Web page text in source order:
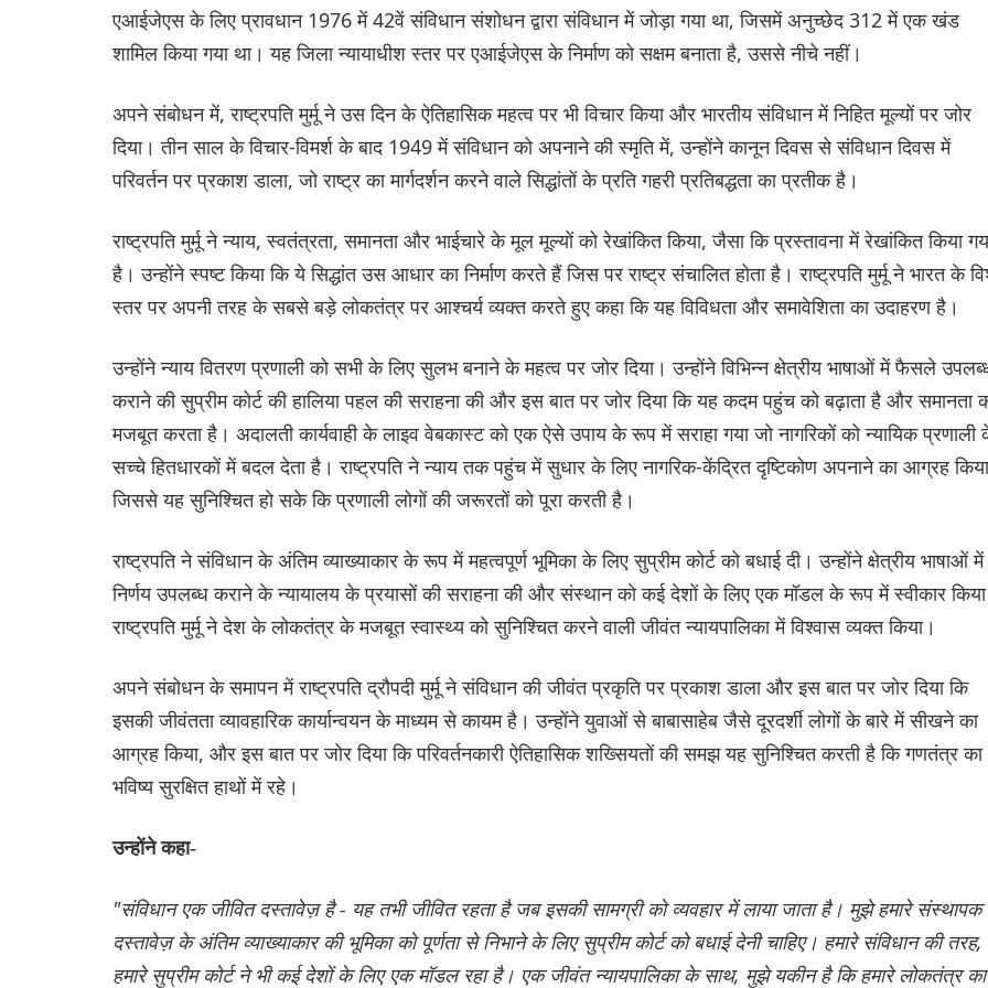
एआईजेएस के लिए प्रावधान 1976 में 42वें संविधान संशोधन द्वारा संविधान में जोड़ा गया था, जिसमें अनुच्छेद 312 में एक खंड
शामिल किया गया था। यह जिला न्यायाधीश स्तर पर एआईजेएस के निर्माण को सक्षम बनाता है, उससे नीचे नहीं।
अपने संबोधन में, राष्ट्रपति मुर्मू ने उस दिन के ऐतिहासिक महत्व पर भी विचार किया और भारतीय संविधान में निहित मूल्यों पर जोर
दिया। तीन साल के विचार-विमर्श के बाद 1949 में संविधान को अपनाने की स्मृति में, उन्होंने कानून दिवस से संविधान दिवस में
परिवर्तन पर प्रकाश डाला, जो राष्ट्र का मार्गदर्शन करने वाले सिद्धांतों के प्रति गहरी प्रतिबद्धता का प्रतीक है।
राष्ट्रपति मुर्मू ने न्याय, स्वतंत्रता, समानता और भाईचारे के मूल मूल्यों को रेखांकित किया, जैसा कि प्रस्तावना में रेखांकित किया
है। उन्होंने स्पष्ट किया कि ये सिद्धांत उस आधार का निर्माण करते हैं जिस पर राष्ट्र संचालित होता है। राष्ट्रपति मुर्मू ने भारत के
स्तर पर अपनी तरह के सबसे बड़े लोकतंत्र पर आश्चर्य व्यक्त करते हुए कहा कि यह विविधता और समावेशिता का उदाहरण है।
उन्होंने न्याय वितरण प्रणाली को सभी के लिए सुलभ बनाने के महत्व पर जोर दिया। उन्होंने विभिन्न क्षेत्रीय भाषाओं में फैसले
कराने की सुप्रीम कोर्ट की हालिया पहल की सराहना की और इस बात पर जोर दिया कि यह कदम पहुंच को बढ़ाता है और समानता
मजबूत करता है। अदालती कार्यवाही के लाइव वेबकास्ट को एक ऐसे उपाय के रूप में सराहा गया जो नागरिकों को न्यायिक प्रणाली
सच्चे हितधारकों में बदल देता है। राष्ट्रपति ने न्याय तक पहुंच में सुधार के लिए नागरिक-केंद्रित दृष्टिकोण अपनाने का आग्रह
जिससे यह सुनिश्चित हो सके कि प्रणाली लोगों की जरूरतों को पूरा करती है।
राष्ट्रपति ने संविधान के अंतिम व्याख्याकार के रूप में महत्वपूर्ण भूमिका के लिए सुप्रीम कोर्ट को बधाई दी। उन्होंने क्षेत्रीय भाषाओं में
निर्णय उपलब्ध कराने के न्यायालय के प्रयासों की सराहना की और संस्थान को कई देशों के लिए एक मॉडल के रूप में स्वीकार
राष्ट्रपति मुर्मू ने देश के लोकतंत्र के मजबूत स्वास्थ्य को सुनिश्चित करने वाली जीवंत न्यायपालिका में विश्वास व्यक्त किया।
अपने संबोधन के समापन में राष्ट्रपति द्रौपदी मुर्मू ने संविधान की जीवंत प्रकृति पर प्रकाश डाला और इस बात पर जोर दिया कि
इसकी जीवंतता व्यावहारिक कार्यान्वयन के माध्यम से कायम है। उन्होंने युवाओं से बाबासाहेब जैसे दूरदर्शी लोगों के बारे में सीखने का
आग्रह किया, और इस बात पर जोर दिया कि परिवर्तनकारी ऐतिहासिक शख्सियतों की समझ यह सुनिश्चित करती है कि गणतंत्र का
भविष्य सुरक्षित हाथों में रहे।
उन्होंने कहा-
"संविधान एक जीवित दस्तावेज़ है - यह तभी जीवित रहता है जब इसकी सामग्री को व्यवहार में लाया जाता है। मुझे हमारे संस्थापक
दस्तावेज़ के अंतिम व्याख्याकार की भूमिका को पूर्णता से निभाने के लिए सुप्रीम कोर्ट को बधाई देनी चाहिए। हमारे संविधान की तरह,
हमारे सुप्रीम कोर्ट ने भी कई देशों के लिए एक मॉडल रहा है। एक जीवंत न्यायपालिका के साथ, मुझे यकीन है कि हमारे लोकतंत्र का